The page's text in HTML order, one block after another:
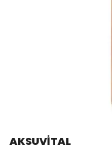
AKSUVİTAL